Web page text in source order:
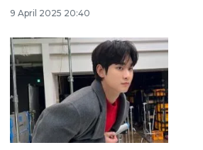
9 April 2025 20:40